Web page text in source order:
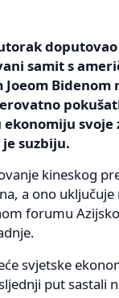
doputovao
samit s
Bidenom
svoje
je suzbiju.
kineskog
a ono
forumu
svjetske
put sastali